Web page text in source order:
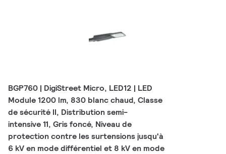
BGP760 | DigiStreet Micro, LED12 | LED
Module 1200 lm, 830 blanc chaud, Classe
de sécurité II, Distribution semi-
intensive 11, Gris foncé, Niveau de
protection contre les surtensions jusqu'à
6 kV en mode différentiel et 8 kV en mode